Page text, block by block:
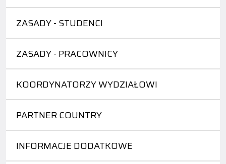
ZASADY - STUDENCI
ZASADY - PRACOWNICY
KOORDYNATORZY WYDZIAŁOWI
PARTNER COUNTRY
INFORMACJE DODATKOWE